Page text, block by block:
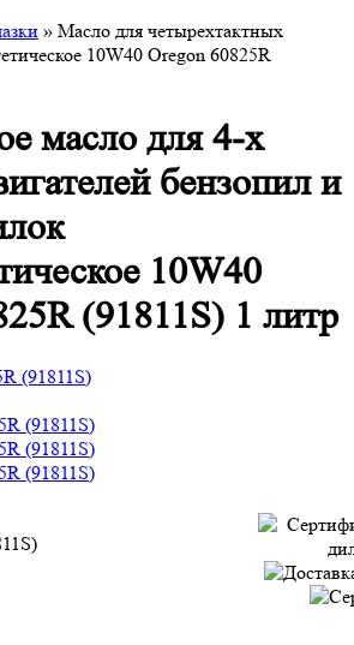
» Масло для четырехтактных
10W40 Oregon 60825R
масло для 4-х
бензопил и
10W40
(91811S) 1 литр